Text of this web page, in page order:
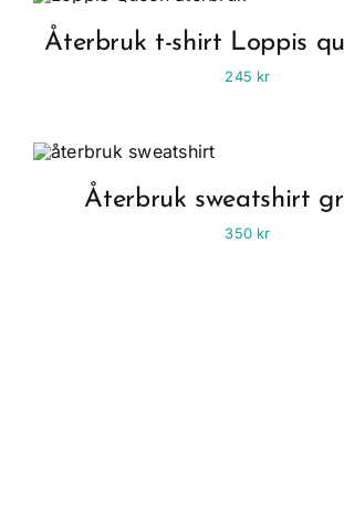
Återbruk t-shirt Loppis
245 kr
Återbruk sweatshirt
350 kr